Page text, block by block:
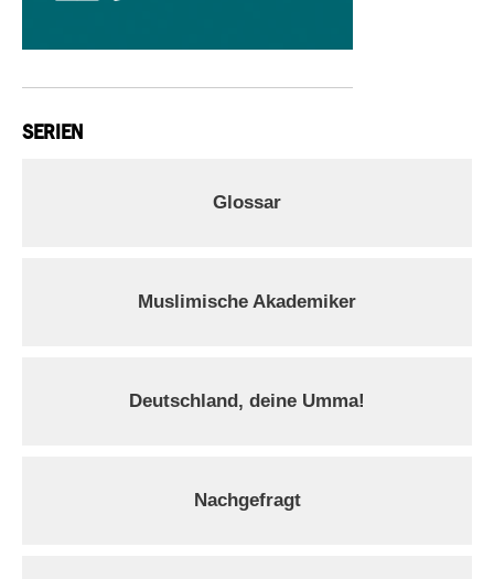
SERIEN
Glossar
Muslimische Akademiker
Deutschland, deine Umma!
Nachgefragt